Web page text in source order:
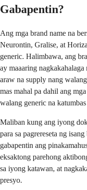
Gabapentin?
Ang mga brand name na
Neurontin, Gralise, at
generic. Halimbawa, ang
ay maaaring
araw na supply nang
mas mahal pa dahil ang
walang generic na
Maliban kung ang iyong
para sa pagrereseta ng
gabapentin ang
eksaktong parehong
sa iyong katawan, at
presyo.